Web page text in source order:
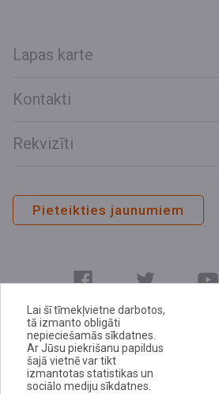
Lapas karte
Kontakti
Rekvizīti
Pieteikties jaunumiem
E-adrese
Privātuma politika
Lai šī tīmekļvietne darbotos,
tā izmanto obligāti
nepieciešamās sīkdatnes.
Ar Jūsu piekrišanu papildus
šajā vietnē var tikt
izmantotas statistikas un
sociālo mediju sīkdatnes.